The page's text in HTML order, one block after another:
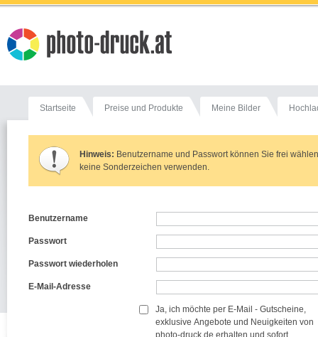
Startseite Preise und Produkte Meine Bilder
Hinweis: Benutzername und Passwort können Sie frei
keine Sonderzeichen verwenden.
Benutzername
Passwort
Passwort wiederholen
E-Mail-Adresse
Ja, ich möchte per E-Mail - Gutscheine,
exklusive Angebote und Neuigkeiten von
photo-druck.de erhalten und sofort